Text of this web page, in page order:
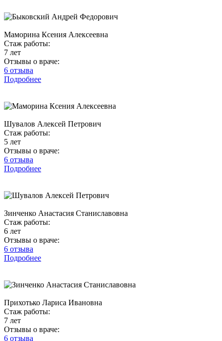
Маморина Ксения Алексеевна
Стаж работы:
7 лет
Отзывы о враче:
6 отзыва
Подробнее
Шувалов Алексей Петрович
Стаж работы:
5 лет
Отзывы о враче:
6 отзыва
Подробнее
Зинченко Анастасия Станиславовна
Стаж работы:
6 лет
Отзывы о враче:
6 отзыва
Подробнее
Прихотько Лариса Ивановна
Стаж работы:
7 лет
Отзывы о враче:
6 отзыва